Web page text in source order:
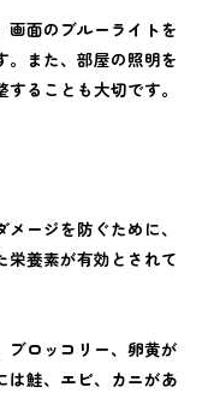
画面のブルーライトを
。また、部屋の照明を
ることも大切です。
ージを防ぐために、
栄養素が有効とされて
ブロッコリー、卵黄が
は鮭、エビ、カニがあ